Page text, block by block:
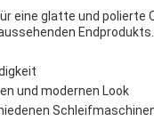
eine glatte und polierte
Endprodukts.
und modernen Look